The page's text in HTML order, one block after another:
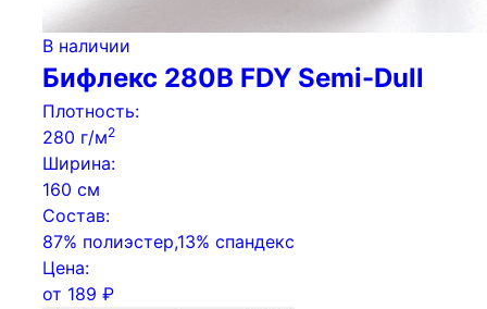
В наличии
Бифлекс 280B FDY Semi-Dull
Плотность:
280 г/м2
Ширина:
160 см
Состав:
87% полиэстер,13% спандекс
Цена:
от 189 ₽